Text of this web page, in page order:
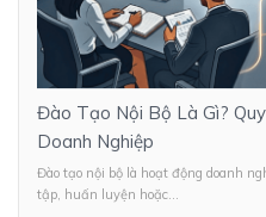
Đào Tạo Nội Bộ Là Gì?
Doanh Nghiệp
Đào tạo nội bộ là hoạt động doanh
tập, huấn luyện hoặc...